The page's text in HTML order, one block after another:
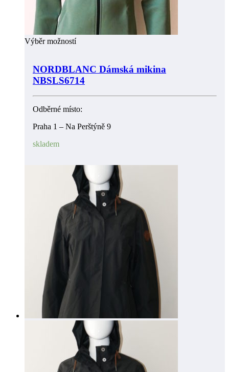
Výběr možností
NORDBLANC Dámská mikina
NBSLS6714
Odběrné místo:
Praha 1 – Na Perštýně 9
skladem